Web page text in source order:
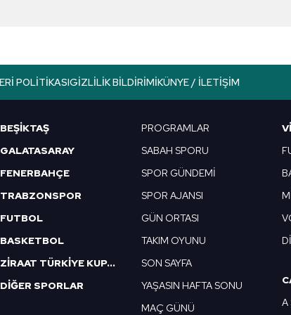
Kanunu uyarınca hazırlanmış Aydınlatma
çerezlerle ilgili bilgi almak için lütfen tıklayınız.
POLITIKASIGIZLILIK BILDIRIMIKÜNYE / İLETIŞIM
BEŞİKTAŞ
GALATASARAY
FENERBAHÇE
TRABZONSPOR
FUTBOL
BASKETBOL
ZİRAAT TÜRKİYE KUPASI
DİĞER SPORLAR
PROGRAMLAR
SABAH SPORU
SPOR GÜNDEMİ
SPOR AJANSI
GÜN ORTASI
TAKIM OYUNU
SON SAYFA
YAŞASIN HAFTA SONU
MAÇ GÜNÜ
A